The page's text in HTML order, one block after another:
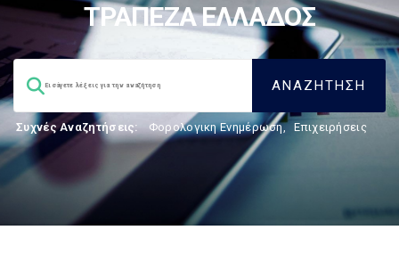
ΤΡΑΠΕΖΑ ΕΛΛΑΔΟΣ
Συχνές Αναζητήσεις: Φορολογικη Ενημέρωση, Επιχειρήσεις